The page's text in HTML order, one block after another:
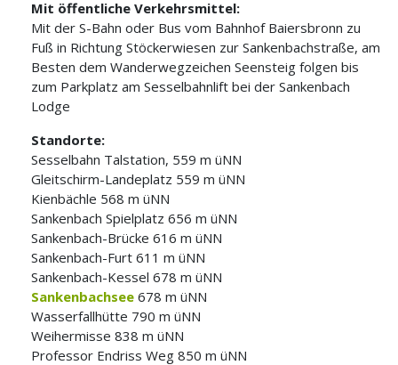
Mit öffentliche Verkehrsmittel:
Mit der S-Bahn oder Bus vom Bahnhof Baiersbronn zu
Fuß in Richtung Stöckerwiesen zur Sankenbachstraße, am
Besten dem Wanderwegzeichen Seensteig folgen bis
zum Parkplatz am Sesselbahnlift bei der Sankenbach
Lodge
Standorte:
Sesselbahn Talstation, 559 m üNN
Gleitschirm-Landeplatz 559 m üNN
Kienbächle 568 m üNN
Sankenbach Spielplatz 656 m üNN
Sankenbach-Brücke 616 m üNN
Sankenbach-Furt 611 m üNN
Sankenbach-Kessel 678 m üNN
Sankenbachsee 678 m üNN
Wasserfallhütte 790 m üNN
Weihermisse 838 m üNN
Professor Endriss Weg 850 m üNN